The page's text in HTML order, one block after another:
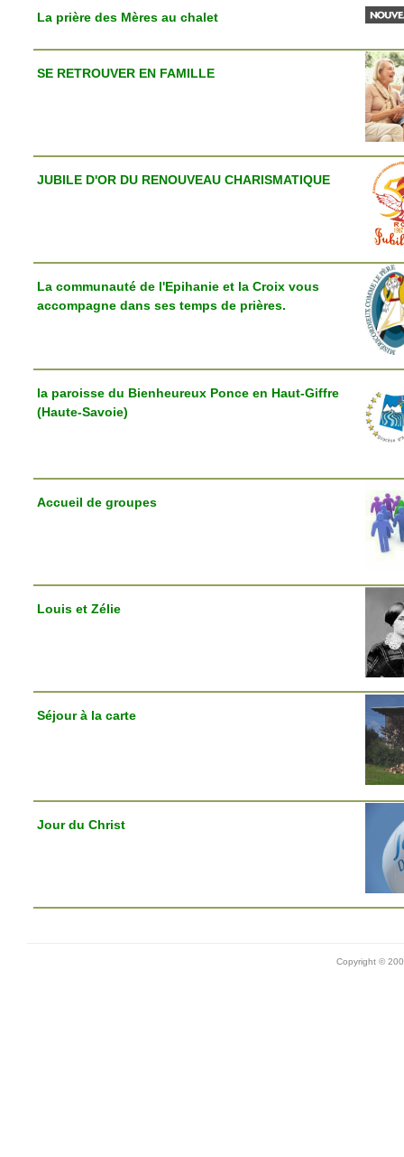
La prière des Mères au chalet
SE RETROUVER EN FAMILLE
JUBILE D'OR DU RENOUVEAU CHARISMATIQUE
La communauté de l'Epihanie et la Croix vous
accompagne dans ses temps de prières.
la paroisse du Bienheureux Ponce en Haut-Giffre
(Haute-Savoie)
Accueil de groupes
Louis et Zélie
Séjour à la carte
Jour du Christ
Copyright ©